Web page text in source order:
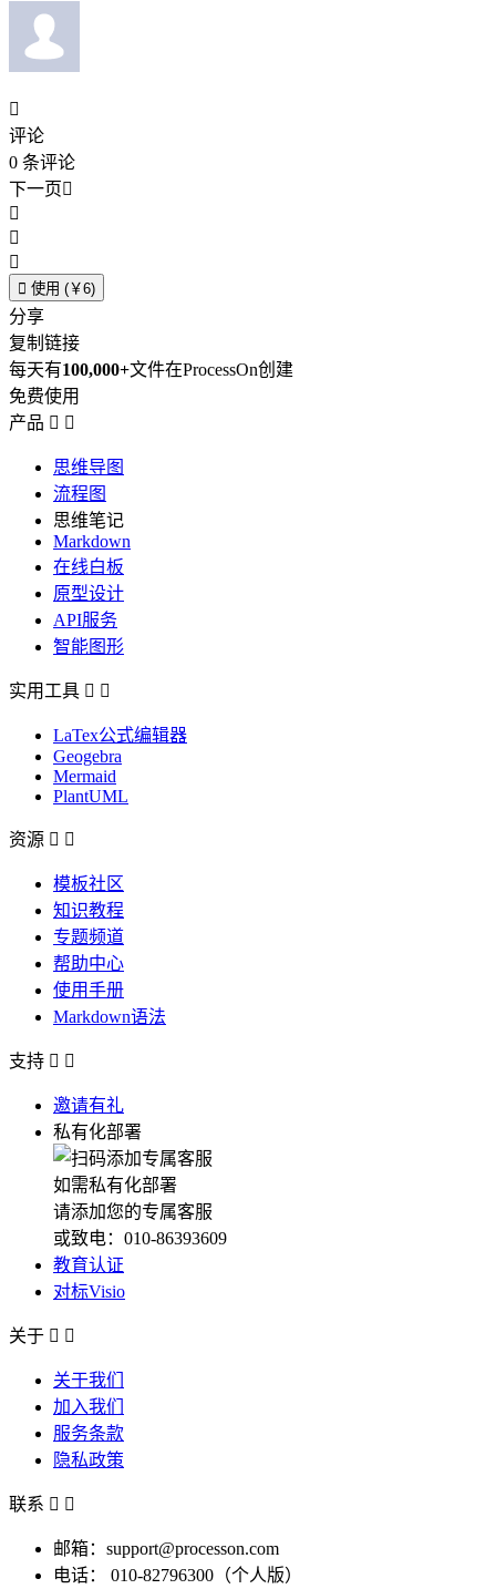

评论
0 条评论
下一页



 使用 (￥6)
分享
复制链接
每天有100,000+文件在ProcessOn创建
免费使用
产品  
思维导图
流程图
思维笔记
Markdown
在线白板
原型设计
API服务
智能图形
实用工具  
LaTex公式编辑器
Geogebra
Mermaid
PlantUML
资源  
模板社区
知识教程
专题频道
帮助中心
使用手册
Markdown语法
支持  
邀请有礼
私有化部署
如需私有化部署
请添加您的专属客服
或致电：010-86393609
教育认证
对标Visio
关于  
关于我们
加入我们
服务条款
隐私政策
联系  
邮箱：support@processon.com
电话：
010-82796300（个人版）